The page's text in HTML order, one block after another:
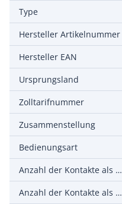
Type
Hersteller Artikelnummer
Hersteller EAN
Ursprungsland
Zolltarifnummer
Zusammenstellung
Bedienungsart
Anzahl der Kontakte als Öffner
Anzahl der Kontakte als Schließer